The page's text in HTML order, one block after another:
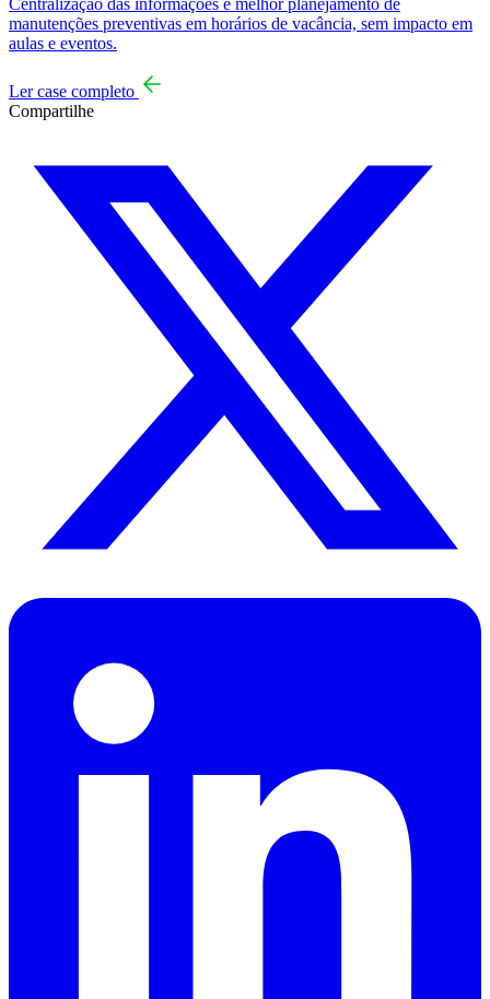
Centralização das informações e melhor planejamento de
manutenções preventivas em horários de vacância, sem impacto em
aulas e eventos.
Ler case completo
Compartilhe